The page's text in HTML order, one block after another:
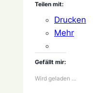
Teilen mit:
Drucken
Mehr
Gefällt mir:
Wird geladen …